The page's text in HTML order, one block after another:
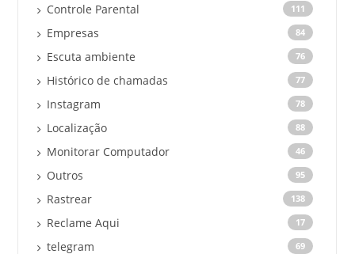
Controle Parental 111
Empresas 84
Escuta ambiente 76
Histórico de chamadas 77
Instagram 78
Localização 88
Monitorar Computador 46
Outros 95
Rastrear 138
Reclame Aqui 17
telegram 69